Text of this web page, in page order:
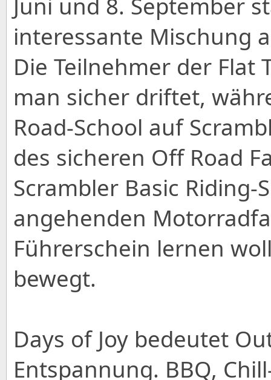
Juni und 8. September
interessante Mischung
Die Teilnehmer der Flat
man sicher driftet,
Road-School auf
des sicheren Off Road
Scrambler Basic Riding-
angehenden
Führerschein lernen
bewegt.
Days of Joy bedeutet
Entspannung. BBQ,